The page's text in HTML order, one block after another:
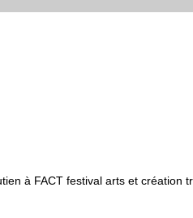
à FACT festival arts et création